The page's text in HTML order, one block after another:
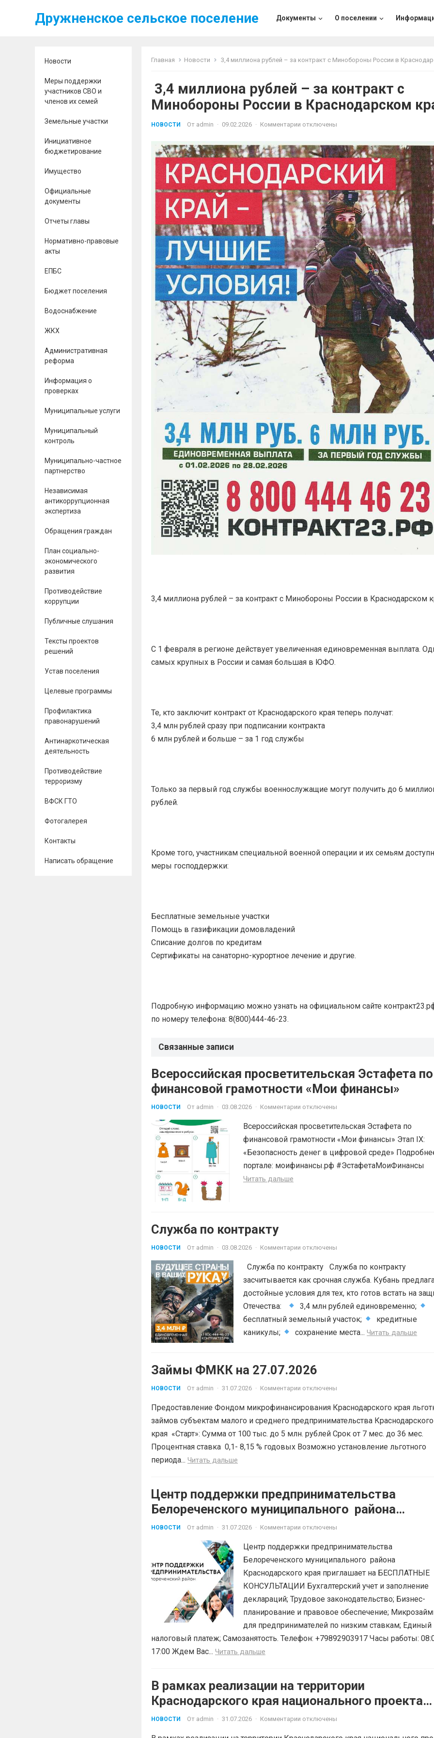
Дружненское сельское поселение Документы О поселении
Новости
Меры поддержки
участников СВО и
членов их семей
Земельные участки
Инициативное
бюджетирование
Имущество
Официальные
документы
Отчеты главы
Нормативно-правовые
акты
ЕПБС
Бюджет поселения
Водоснабжение
ЖКХ
Административная
реформа
Информация о
проверках
Муниципальные услуги
Муниципальный
контроль
Муниципально-частное
партнерство
Независимая
антикоррупционная
экспертиза
Обращения граждан
План социально-
экономического
развития
Противодействие
коррупции
Публичные слушания
Тексты проектов
решений
Устав поселения
Целевые программы
Профилактика
правонарушений
Антинаркотическая
деятельность
Противодействие
терроризму
ВФСК ГТО
Фотогалерея
Контакты
Написать обращение
Главная Новости 3,4 миллиона рублей – за контракт с Минобороны России в Краснодарском
3,4 миллиона рублей – за контракт с
Минобороны России в Краснодарском
НОВОСТИ От admin · 09.02.2026 · Комментарии отключены
3,4 миллиона рублей – за контракт с Минобороны России в Краснодарском
С 1 февраля в регионе действует увеличенная единовременная выплата.
самых крупных в России и самая большая в ЮФО.
Те, кто заключит контракт от Краснодарского края теперь получат:
3,4 млн рублей сразу при подписании контракта
6 млн рублей и больше – за 1 год службы
Только за первый год службы военнослужащие могут получить до 6
рублей.
Кроме того, участникам специальной военной операции и их семьям
меры господдержки:
Бесплатные земельные участки
Помощь в газификации домовладений
Списание долгов по кредитам
Сертификаты на санаторно-курортное лечение и другие.
Подробную информацию можно узнать на официальном сайте
по номеру телефона: 8(800)444-46-23.
Связанные записи
Всероссийская просветительская Эстафета по
финансовой грамотности «Мои финансы»
НОВОСТИ От admin · 03.08.2026 · Комментарии отключены
Всероссийская просветительская Эстафета по
финансовой грамотности «Мои финансы» Этап IX:
«Безопасность денег в цифровой среде»
портале: моифинансы.рф #ЭстафетаМоиФинансы
Читать дальше
Служба по контракту
НОВОСТИ От admin · 03.08.2026 · Комментарии отключены
Служба по контракту Служба по контракту
засчитывается как срочная служба. Кубань
достойные условия для тех, кто готов встать на
Отечества:
3,4 млн рублей единовременно;
бесплатный земельный участок;
кредитные
каникулы;
сохранение места...Читать дальше
Займы ФМКК на 27.07.2026
НОВОСТИ От admin · 31.07.2026 · Комментарии отключены
Предоставление Фондом микрофинансирования Краснодарского края
займов субъектам малого и среднего предпринимательства Краснодарского
края «Старт»: Сумма от 100 тыс. до 5 млн. рублей Срок от 7 мес. до 36 мес.
Процентная ставка 0,1- 8,15 % годовых Возможно установление льготного
периода... Читать дальше
Центр поддержки предпринимательства
Белореченского муниципального района
Краснодарского края приглашает на
БЕСПЛАТНЫЕ КОНСУЛЬТАЦИИ
НОВОСТИ От admin · 31.07.2026 · Комментарии отключены
Центр поддержки предпринимательства
Белореченского муниципального района
Краснодарского края приглашает на БЕСПЛАТНЫЕ
КОНСУЛЬТАЦИИ Бухгалтерский учет и заполнение
деклараций; Трудовое законодательство; Бизнес-
планирование и правовое обеспечение;
для предпринимателей по низким ставкам; Единый
налоговый платеж; Самозанятость. Телефон: +79892903917 Часы работы:
17:00 Ждем Вас... Читать дальше
В рамках реализации на территории
Краснодарского края национального проекта
«Эффективная и конкурентная экономика»
НОВОСТИ От admin · 31.07.2026 · Комментарии отключены